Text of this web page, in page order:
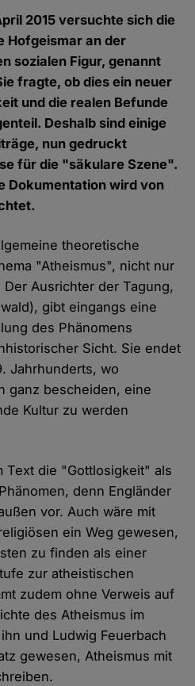
2015 versuchte sich die
Hofgeismar an der
sozialen Figur, genannt
fragte, ob dies ein neuer
und die realen Befunde
Deshalb sind einige
nun gedruckt
für die "säkulare Szene".
Dokumentation wird von
theoretische
"Atheismus", nicht nur
Ausrichter der Tagung,
gibt eingangs eine
des Phänomens
Sicht. Sie endet
Jahrhunderts, wo
ganz bescheiden, eine
Kultur zu werden
Text die "Gottlosigkeit" als
denn Engländer
vor. Auch wäre mit
ein Weg gewesen,
zu finden als einer
zur atheistischen
zudem ohne Verweis auf
des Atheismus im
und Ludwig Feuerbach
gewesen, Atheismus mit